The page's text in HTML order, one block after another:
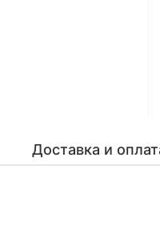
Доставка и